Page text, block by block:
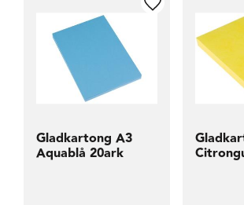
Gladkartong A3
Aquablå 20ark
Lägg till i